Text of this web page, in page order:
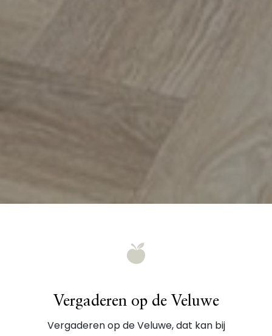
Vergaderen op de Veluwe
Vergaderen op de Veluwe, dat kan bij